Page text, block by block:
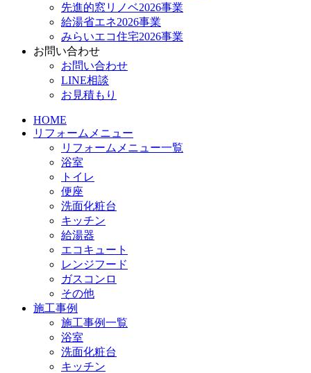
先進的窓リノベ2026事業
給湯省エネ2026事業
みらいエコ住宅2026事業
お問い合わせ
お問い合わせ
LINE相談
お見積もり
HOME
リフォームメニュー
リフォームメニュー一覧
浴室
トイレ
便座
洗面化粧台
キッチン
給湯器
エコキュート
レンジフード
ガスコンロ
その他
施工事例
施工事例一覧
浴室
洗面化粧台
キッチン